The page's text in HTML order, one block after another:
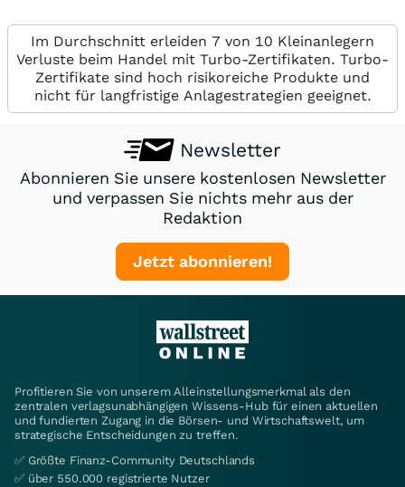
Im Durchschnitt erleiden 7 von 10 Kleinanlegern
Verluste beim Handel mit Turbo-Zertifikaten. Turbo-
Zertifikate sind hoch risikoreiche Produkte und
nicht für langfristige Anlagestrategien geeignet.
Newsletter
Abonnieren Sie unsere kostenlosen Newsletter
und verpassen Sie nichts mehr aus der
Redaktion
Jetzt abonnieren!
Profitieren Sie von unserem Alleinstellungsmerkmal als den
zentralen verlagsunabhängigen Wissens-Hub für einen aktuellen
und fundierten Zugang in die Börsen- und Wirtschaftswelt, um
strategische Entscheidungen zu treffen.
✅ Größte Finanz-Community Deutschlands
✅ über 550.000 registrierte Nutzer